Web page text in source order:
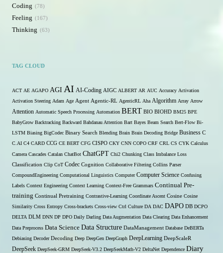
Coding 78
Feeling 167
Thinking 63
TAG CLOUD
ACT AE AGAPO AGI AI AI-Coding AIGC ALBERT AR AUC Accuracy Activation
Activation Steering Adam Age Agent Agentic-RL AgenticRL Aha Algorithm Array Arrow
Attention Automatic Speech Processing Automation BERT BIO BIOHD BM25 BPE
BabyGrow Backtracking Backward Bahdanau Attention Bart Bayes Beam Search Bert-Flow Bi-
LSTM Biasing BigCodec Binary Search Blending Brain Brain Decoding Bridge Business C
C.AI C4 CARD CCG CE BERT CFG CISPO CKY CNN COPO CRF CRL CS CYK Calculus
Camera Cascades Catalan ChatBot ChatGPT Chi2 Chunking Class Imbalance Loss
Classification Clip CoT Codec Cognition Collaborative Filtering Collins Parser
CompoundEngineering Computational Linguistics Computer Computer Science Confusing
Labels Context Engineering Context Learning Context-Free Grammars Continual Pre-
training Continual Pretraining Contrastive-Learning Coordinate Ascent Cosine Cosine
Similarity Cross Entropy Cross-brackets Cross-view Ctrl Culture DA DAC DAPO DB DCPO
DELTA DLM DNN DP DPO Daily Darling Data Augmentation Data Clearing Data Enhancement
Data Preprocess Data Science Data Structure DataManagement Database DeBERTa
Debiasing Decoder Decoding Deep DeepGen DeepGraph DeepLearning DeepScaleR
DeepSeek DeepSeek-GRM DeepSeek-V3.2 DeepSeekMath-V2 DeltaNet Dependence Diary